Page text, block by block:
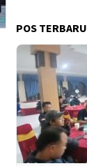
POS TERBARU